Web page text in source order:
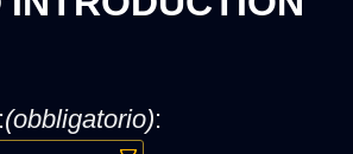
(obbligatorio):